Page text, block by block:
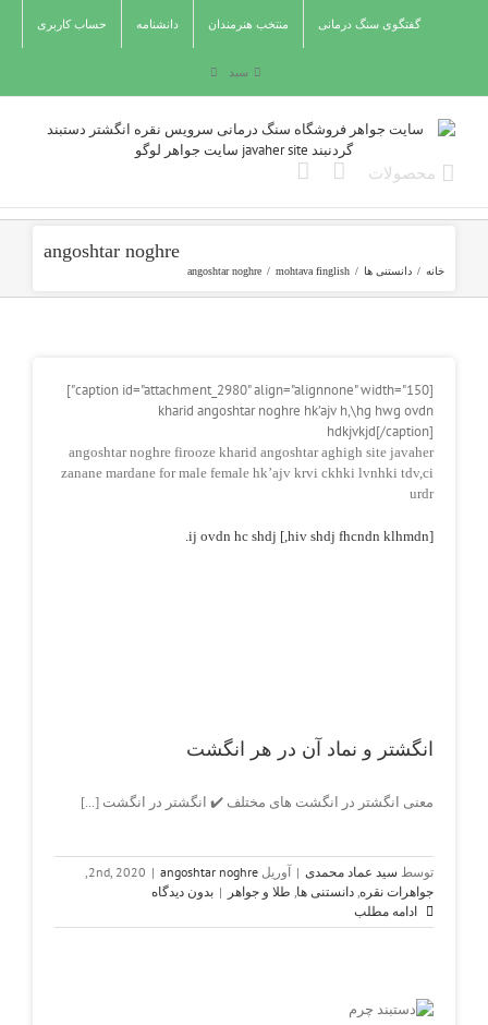
گفتگوی سنگ درمانی منتخب هنرمندان دانشنامه حساب کاربری
سبد
angoshtar noghre
خانه / دانستنی ها /
mohtava finglish
/
angoshtar noghre
[caption id="attachment_2980" align="alignnone" width="150"]
kharid angoshtar noghre hk’ajv h,\hg hwg ovdn
hdkjvkjd[/caption]
angoshtar noghre firooze kharid angoshtar aghigh site javaher
zanane mardane for male female hk’ajv krvi ckhki lvnhki tdv,ci
urdr
[ij ovdn hc shdj [,hiv shdj fhcndn klhmdn.
انگشتر و نماد آن در هر انگشت
معنی انگشتر در انگشت های مختلف ✔️ انگشتر در انگشت [...]
توسط سید عماد محمدی | آوریل 2nd, 2020 | angoshtar noghre
جواهرات نقره دانستنی ها طلا و جواهر | بدون دیدگاه
ادامه مطلب